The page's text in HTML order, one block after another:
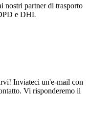
nostri partner di trasporto
e DHL
Inviateci un'e-mail con
Vi risponderemo il